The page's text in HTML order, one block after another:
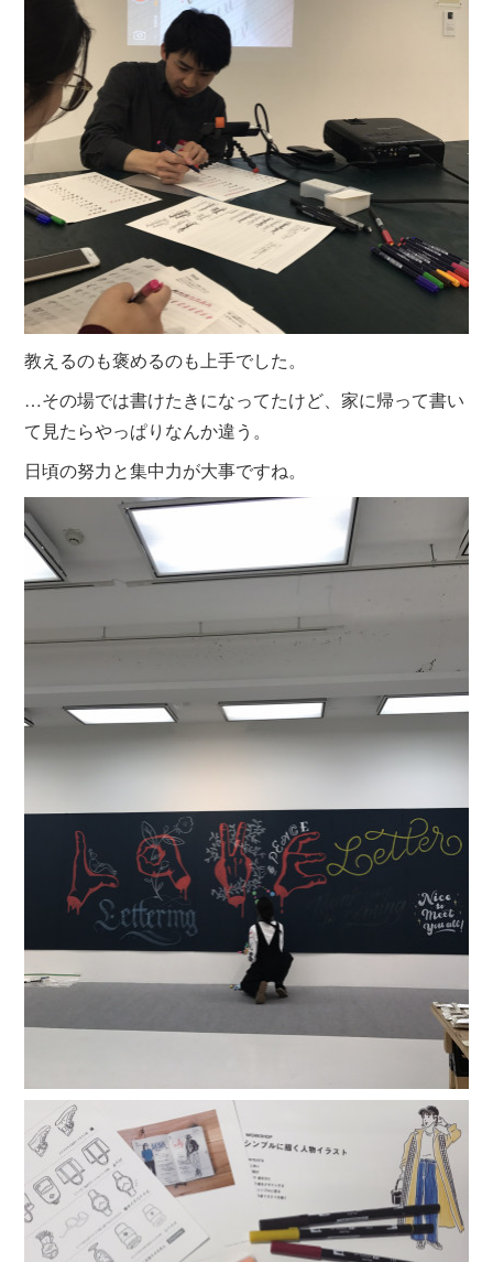
教えるのも褒めるのも上手でした。
…その場では書けたきになってたけど、家に帰って書い
て見たらやっぱりなんか違う。
日頃の努力と集中力が大事ですね。